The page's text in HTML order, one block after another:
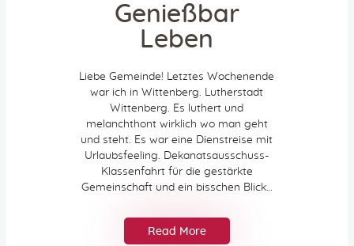
Genießbar
Leben
Liebe Gemeinde! Letztes Wochenende
war ich in Wittenberg. Lutherstadt
Wittenberg. Es luthert und
melanchthont wirklich wo man geht
und steht. Es war eine Dienstreise mit
Urlaubsfeeling. Dekanatsausschuss-
Klassenfahrt für die gestärkte
Gemeinschaft und ein bisschen Blick…
Read More